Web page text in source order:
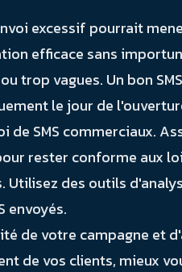
excessif pourrait
efficace sans
trop vagues. Un bon
le jour de
SMS commerciaux.
rester conforme aux
des outils
envoyés.
de votre campagne et
de vos clients, mieux